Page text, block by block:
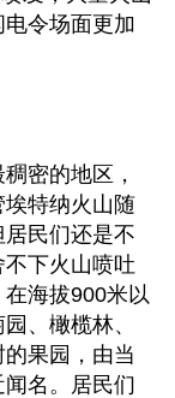
令场面更加
密的地区，
特纳火山随
民们还是不
下火山喷吐
海拔900米以
、橄榄林、
果园，由当
名。居民们